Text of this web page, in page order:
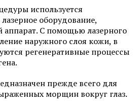
используется
оборудование,
аппарат. С помощью лазерного
наружного слоя кожи, в
регенеративные процессы
прежде всего для
морщин вокруг глаз.